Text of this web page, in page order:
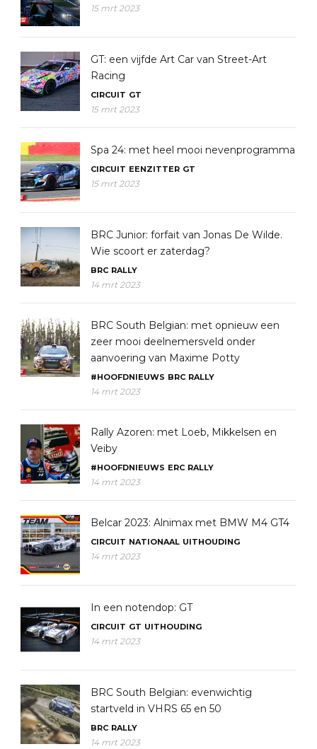
15 mrt 2023
GT: een vijfde Art Car van Street-Art
Racing
CIRCUIT GT
15 mrt 2023
Spa 24: met heel mooi nevenprogramma
CIRCUIT EENZITTER GT
15 mrt 2023
BRC Junior: forfait van Jonas De Wilde.
Wie scoort er zaterdag?
BRC RALLY
14 mrt 2023
BRC South Belgian: met opnieuw een
zeer mooi deelnemersveld onder
aanvoering van Maxime Potty
#HOOFDNIEUWS BRC RALLY
14 mrt 2023
Rally Azoren: met Loeb, Mikkelsen en
Veiby
#HOOFDNIEUWS ERC RALLY
14 mrt 2023
Belcar 2023: Alnimax met BMW M4 GT4
CIRCUIT NATIONAAL UITHOUDING
14 mrt 2023
In een notendop: GT
CIRCUIT GT UITHOUDING
14 mrt 2023
BRC South Belgian: evenwichtig
startveld in VHRS 65 en 50
BRC RALLY
14 mrt 2023